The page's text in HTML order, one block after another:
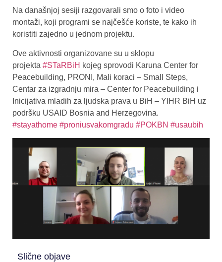
Na današnjoj sesiji razgovarali smo o foto i video
montaži, koji programi se najčešće koriste, te kako ih
koristiti zajedno u jednom projektu.
Ove aktivnosti organizovane su u sklopu
projekta #STaRBiH kojeg sprovodi Karuna Center for
Peacebuilding, PRONI, Mali koraci – Small Steps,
Centar za izgradnju mira – Center for Peacebuilding i
Inicijativa mladih za ljudska prava u BiH – YIHR BiH uz
podršku USAID Bosnia and Herzegovina.
#stayathome #proniusvakomgradu #POKBN #usaubih
Slične objave